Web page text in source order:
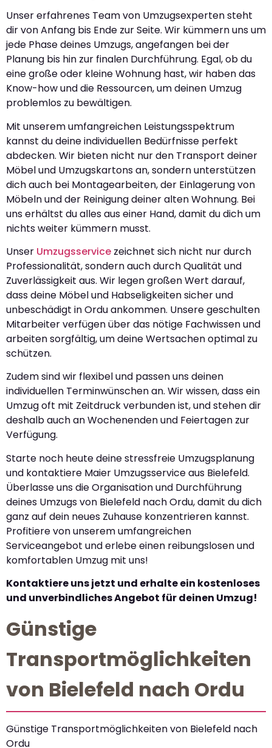
Unser erfahrenes Team von Umzugsexperten steht
dir von Anfang bis Ende zur Seite. Wir kümmern uns um
jede Phase deines Umzugs, angefangen bei der
Planung bis hin zur finalen Durchführung. Egal, ob du
eine große oder kleine Wohnung hast, wir haben das
Know-how und die Ressourcen, um deinen Umzug
problemlos zu bewältigen.
Mit unserem umfangreichen Leistungsspektrum
kannst du deine individuellen Bedürfnisse perfekt
abdecken. Wir bieten nicht nur den Transport deiner
Möbel und Umzugskartons an, sondern unterstützen
dich auch bei Montagearbeiten, der Einlagerung von
Möbeln und der Reinigung deiner alten Wohnung. Bei
uns erhältst du alles aus einer Hand, damit du dich um
nichts weiter kümmern musst.
Unser Umzugsservice zeichnet sich nicht nur durch
Professionalität, sondern auch durch Qualität und
Zuverlässigkeit aus. Wir legen großen Wert darauf,
dass deine Möbel und Habseligkeiten sicher und
unbeschädigt in Ordu ankommen. Unsere geschulten
Mitarbeiter verfügen über das nötige Fachwissen und
arbeiten sorgfältig, um deine Wertsachen optimal zu
schützen.
Zudem sind wir flexibel und passen uns deinen
individuellen Terminwünschen an. Wir wissen, dass ein
Umzug oft mit Zeitdruck verbunden ist, und stehen dir
deshalb auch an Wochenenden und Feiertagen zur
Verfügung.
Starte noch heute deine stressfreie Umzugsplanung
und kontaktiere Maier Umzugsservice aus Bielefeld.
Überlasse uns die Organisation und Durchführung
deines Umzugs von Bielefeld nach Ordu, damit du dich
ganz auf dein neues Zuhause konzentrieren kannst.
Profitiere von unserem umfangreichen
Serviceangebot und erlebe einen reibungslosen und
komfortablen Umzug mit uns!
Kontaktiere uns jetzt und erhalte ein kostenloses
und unverbindliches Angebot für deinen Umzug!
Günstige
Transportmöglichkeiten
von Bielefeld nach Ordu
Günstige Transportmöglichkeiten von Bielefeld nach
Ordu